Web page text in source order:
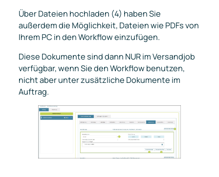
Über Dateien hochladen (4) haben Sie
außerdem die Möglichkeit, Dateien wie PDFs von
Ihrem PC in den Workflow einzufügen.
Diese Dokumente sind dann NUR im Versandjob
verfügbar, wenn Sie den Workflow benutzen,
nicht aber unterzusätzliche Dokumente im
Auftrag.